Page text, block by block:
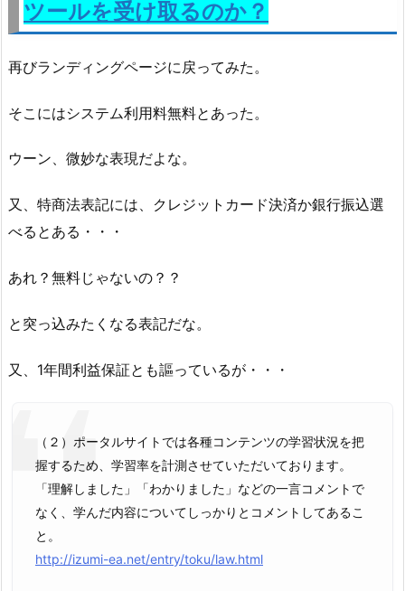
ツールを受け取るのか？
再びランディングページに戻ってみた。
そこにはシステム利用料無料とあった。
ウーン、微妙な表現だよな。
又、特商法表記には、クレジットカード決済か銀行振込選
べるとある・・・
あれ？無料じゃないの？？
と突っ込みたくなる表記だな。
又、1年間利益保証とも謳っているが・・・
（２）ポータルサイトでは各種コンテンツの学習状況を把
握するため、学習率を計測させていただいております。
「理解しました」「わかりました」などの一言コメントで
なく、学んだ内容についてしっかりとコメントしてあるこ
と。
http://izumi-ea.net/entry/toku/law.html